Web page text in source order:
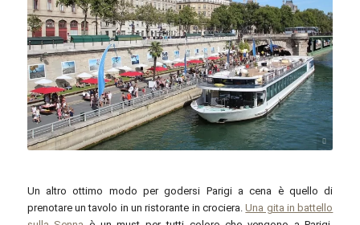
Lionel Allorge / commons.wikimedia.org / CC BY-SA 3.0
Un altro ottimo modo per godersi Parigi a cena è quello di
prenotare un tavolo in un ristorante in crociera.Una gita in battello